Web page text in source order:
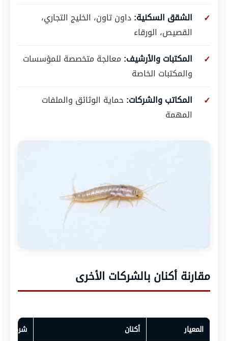
الشقق السكنية:داون تاون، الخليج التجاري،
القصيص، الورقاء
المكتبات والأرشيف: معالجة متخصصة للمؤسسات
والمكتبات الخاصة
المكاتب والشركات:حماية الوثائق والملفات
المهمة
مقارنة أكنان بالشركات الأخرى
المعيار أكنان شركات